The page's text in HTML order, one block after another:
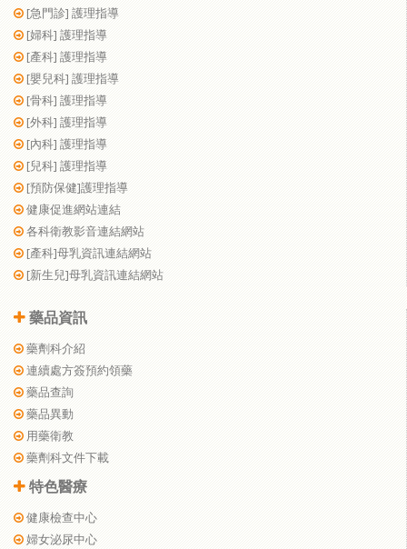
[急門診] 護理指導
[婦科] 護理指導
[產科] 護理指導
[嬰兒科] 護理指導
[骨科] 護理指導
[外科] 護理指導
[內科] 護理指導
[兒科] 護理指導
[預防保健]護理指導
健康促進網站連結
各科衛教影音連結網站
[產科]母乳資訊連結網站
[新生兒]母乳資訊連結網站
藥品資訊
藥劑科介紹
連續處方簽預約領藥
藥品查詢
藥品異動
用藥衛教
藥劑科文件下載
特色醫療
健康檢查中心
婦女泌尿中心